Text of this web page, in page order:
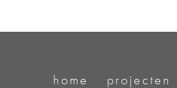
home projecten